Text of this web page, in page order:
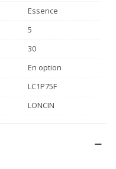
Essence
5
30
En option
LC1P75F
LONCIN